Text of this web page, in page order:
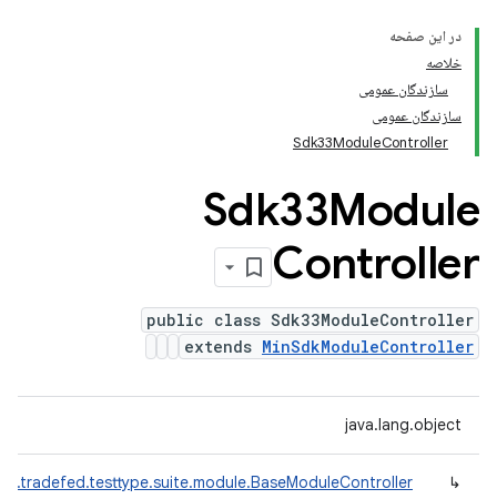
در این صفحه
خلاصه
سازندگان عمومی
سازندگان عمومی
Sdk33ModuleController
Sdk33Module
Controller
public class Sdk33ModuleController
extends MinSdkModuleController
java.lang.object
↳